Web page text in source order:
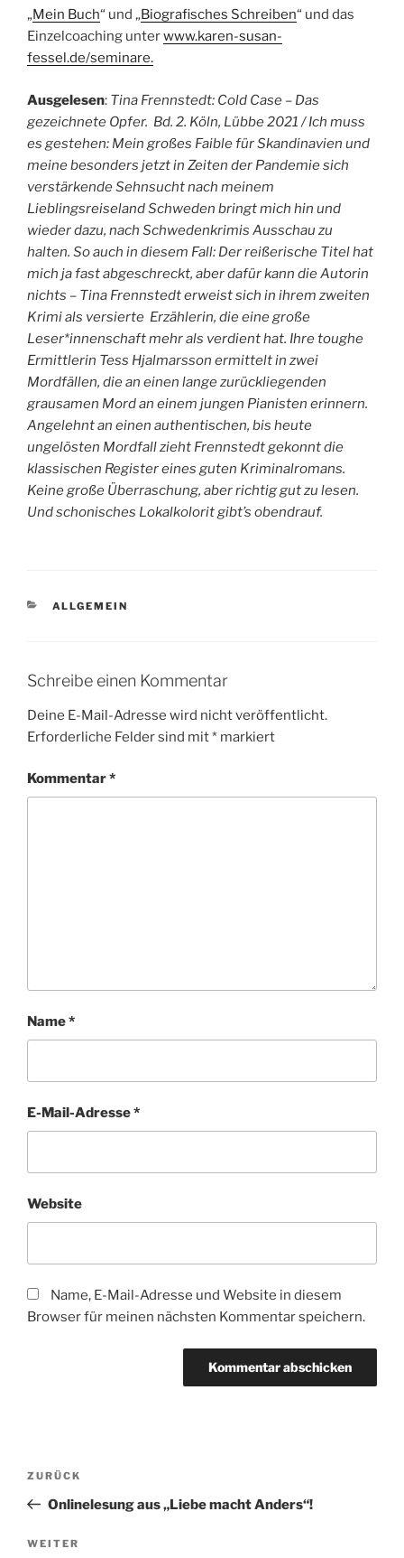
„Mein Buch“ und „Biografisches Schreiben“ und das
Einzelcoaching unterwww.karen-susan-
fessel.de/seminare.
Ausgelesen: Tina Frennstedt: Cold Case – Das
gezeichnete Opfer. Bd. 2. Köln, Lübbe 2021 / Ich muss
es gestehen: Mein großes Faible für Skandinavien und
meine besonders jetzt in Zeiten der Pandemie sich
verstärkende Sehnsucht nach meinem
Lieblingsreiseland Schweden bringt mich hin und
wieder dazu, nach Schwedenkrimis Ausschau zu
halten. So auch in diesem Fall: Der reißerische Titel hat
mich ja fast abgeschreckt, aber dafür kann die Autorin
nichts – Tina Frennstedt erweist sich in ihrem zweiten
Krimi als versierte Erzählerin, die eine große
Leser*innenschaft mehr als verdient hat. Ihre toughe
Ermittlerin Tess Hjalmarsson ermittelt in zwei
Mordfällen, die an einen lange zurückliegenden
grausamen Mord an einem jungen Pianisten erinnern.
Angelehnt an einen authentischen, bis heute
ungelösten Mordfall zieht Frennstedt gekonnt die
klassischen Register eines guten Kriminalromans.
Keine große Überraschung, aber richtig gut zu lesen.
Und schonisches Lokalkolorit gibt’s obendrauf.
KATEGORIEN
ALLGEMEIN
Schreibe einen Kommentar
Deine E-Mail-Adresse wird nicht veröffentlicht.
Erforderliche Felder sind mit* markiert
Kommentar*
Name*
E-Mail-Adresse*
Website
Name, E-Mail-Adresse und Website in diesem
Browser für meinen nächsten Kommentar speichern.
Beitragsnavigation
Vorheriger
Beitrag
ZURÜCK
Onlinelesung aus „Liebe macht Anders“!
Nächster
WEITER